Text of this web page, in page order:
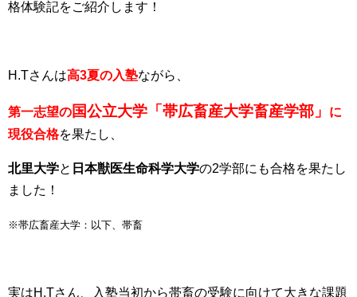
格体験記をご紹介します！
H.Tさんは高3夏の入塾ながら、
第一志望の国公立大学「帯広畜産大学畜産学部」
に
現役合格を果たし、
北里大学と 日本獣医生命科学大学の2学部にも合格を果たし
ました！
※帯広畜産大学：以下、帯畜
実はH.Tさん、入塾当初から帯畜の受験に向けて大きな課題